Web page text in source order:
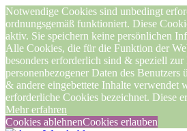
Notwendige Cookies sind unbedingt
ordnungsgemäß funktioniert. Diese
aktiv. Sie speichern keine persönlichen
Alle Cookies, die für die Funktion der
besonders erforderlich sind & speziell zur
personenbezogener Daten des Benutzers
& andere eingebettete Inhalte verwendet
erforderliche Cookies bezeichnet. Diese
Mehr erfahren
Cookies ablehnenCookies erlauben